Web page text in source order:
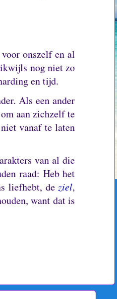
onszelf en al
nog niet zo
en tijd.
Als een ander
aan zichzelf te
vanaf te laten
van al die
raad: Heb het
liefhebt, deziel,
want dat is